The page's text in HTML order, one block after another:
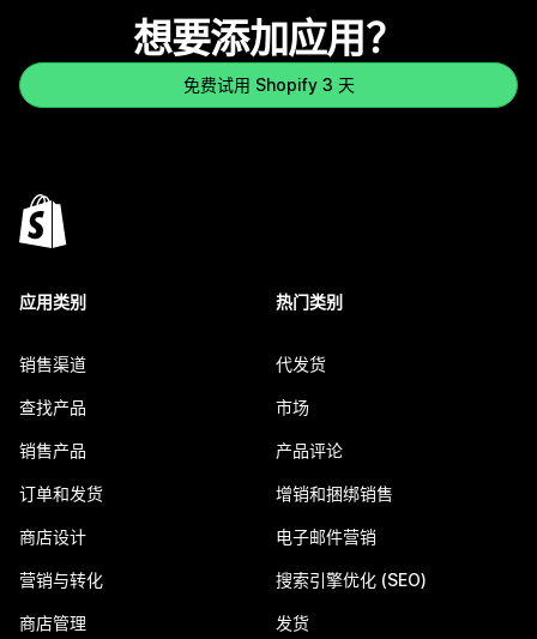
想要添加应用？
免费试用 Shopify 3 天
应用类别
销售渠道
查找产品
销售产品
订单和发货
商店设计
营销与转化
商店管理
热门类别
代发货
市场
产品评论
增销和捆绑销售
电子邮件营销
搜索引擎优化 (SEO)
发货